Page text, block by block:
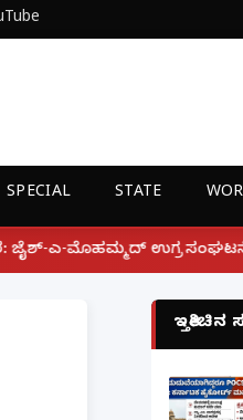
SPECIAL STATE
ಜೊತೆ ಲಿಂಕ್ ಹೊಂದಿದ್ದ
ಇತ್ತೀಚಿನ